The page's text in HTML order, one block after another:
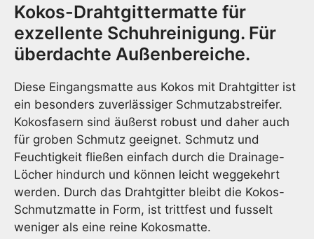
Kokos-Drahtgittermatte für
exzellente Schuhreinigung. Für
überdachte Außenbereiche.
Diese Eingangsmatte aus Kokos mit Drahtgitter ist
ein besonders zuverlässiger Schmutzabstreifer.
Kokosfasern sind äußerst robust und daher auch
für groben Schmutz geeignet. Schmutz und
Feuchtigkeit fließen einfach durch die Drainage-
Löcher hindurch und können leicht weggekehrt
werden. Durch das Drahtgitter bleibt die Kokos-
Schmutzmatte in Form, ist trittfest und fusselt
weniger als eine reine Kokosmatte.